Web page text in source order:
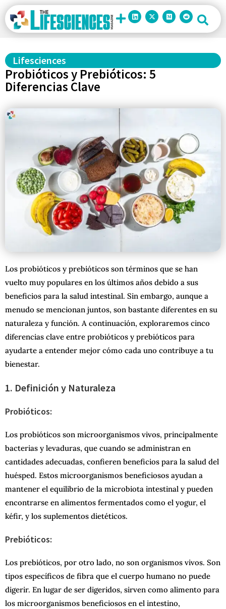
Lifesciences
Probióticos y Prebióticos: 5
Diferencias Clave
Los probióticos y prebióticos son términos que se han
vuelto muy populares en los últimos años debido a sus
beneficios para la salud intestinal. Sin embargo, aunque a
menudo se mencionan juntos, son bastante diferentes en su
naturaleza y función. A continuación, exploraremos cinco
diferencias clave entre probióticos y prebióticos para
ayudarte a entender mejor cómo cada uno contribuye a tu
bienestar.
1. Definición y Naturaleza
Probióticos:
Los probióticos son microorganismos vivos, principalmente
bacterias y levaduras, que cuando se administran en
cantidades adecuadas, confieren beneficios para la salud del
huésped. Estos microorganismos beneficiosos ayudan a
mantener el equilibrio de la microbiota intestinal y pueden
encontrarse en alimentos fermentados como el yogur, el
kéfir, y los suplementos dietéticos.
Prebióticos:
Los prebióticos, por otro lado, no son organismos vivos. Son
tipos específicos de fibra que el cuerpo humano no puede
digerir. En lugar de ser digeridos, sirven como alimento para
los microorganismos beneficiosos en el intestino,